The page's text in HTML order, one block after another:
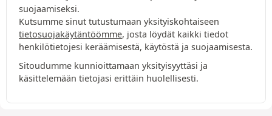
suojaamiseksi.
Kutsumme sinut tutustumaan yksityiskohtaiseen
tietosuojakäytäntöömme, josta löydät kaikki tiedot
henkilötietojesi keräämisestä, käytöstä ja suojaamisesta.
Sitoudumme kunnioittamaan yksityisyyttäsi ja
käsittelemään tietojasi erittäin huolellisesti.